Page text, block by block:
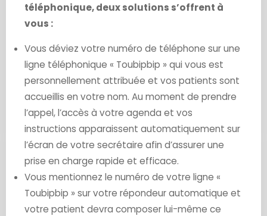
téléphonique, deux solutions s’offrent à
vous :
Vous déviez votre numéro de téléphone sur une
ligne téléphonique « Toubipbip » qui vous est
personnellement attribuée et vos patients sont
accueillis en votre nom. Au moment de prendre
l’appel, l’accès à votre agenda et vos
instructions apparaissent automatiquement sur
l’écran de votre secrétaire afin d’assurer une
prise en charge rapide et efficace.
Vous mentionnez le numéro de votre ligne «
Toubipbip » sur votre répondeur automatique et
votre patient devra composer lui-même ce